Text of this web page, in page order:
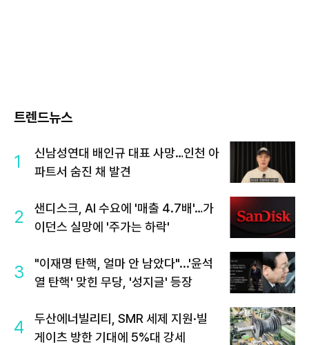
트렌드뉴스
1
신남성연대 배인규 대표 사망…인천 아
파트서 숨진 채 발견
2
샌디스크, AI 수요에 '매출 4.7배'…가
이던스 실망에 '주가는 하락'
3
"이재명 탄핵, 얼마 안 남았다"...'윤석
열 탄핵' 맞힌 무당, '성지글' 등장
4
두산에너빌리티, SMR 세제 지원·빌
게이츠 방한 기대에 5%대 강세